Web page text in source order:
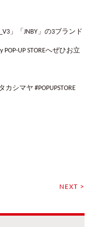
」「JNBY」の3ブランド
UP STOREへぜひお立
シマヤ #POPUPSTORE
NEXT >